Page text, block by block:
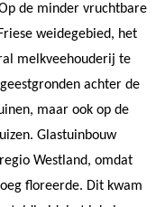
de minder vruchtbare
weidegebied, het
melkveehouderij te
achter de
maar ook op de
Glastuinbouw
Westland, omdat
floreerde. Dit kwam